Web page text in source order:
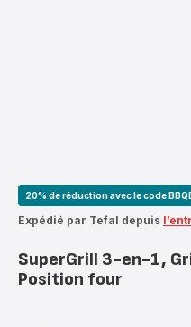
20% de réduction avec le code
Expédié par Tefal depuis
SuperGrill 3-en-1,
Position four